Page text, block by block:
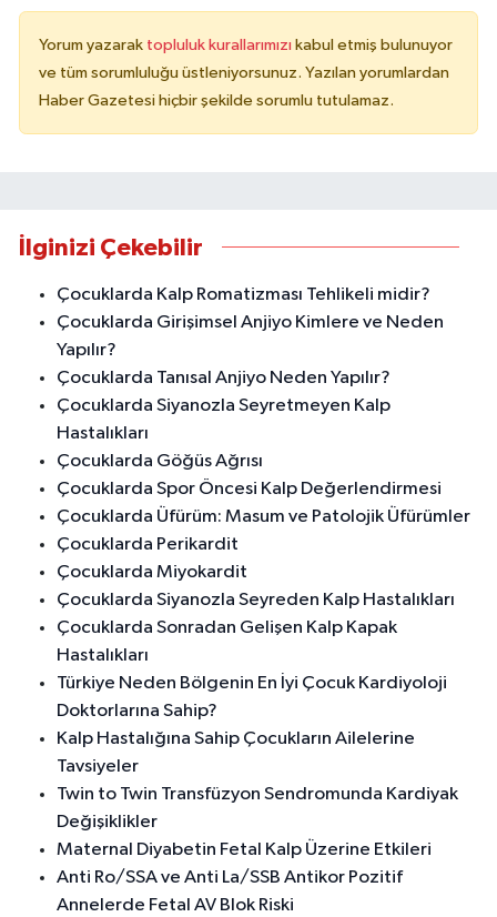
Yorum yazarak topluluk kurallarımızı kabul etmiş bulunuyor
ve tüm sorumluluğu üstleniyorsunuz. Yazılan yorumlardan
Haber Gazetesi hiçbir şekilde sorumlu tutulamaz.
İlginizi Çekebilir
Çocuklarda Kalp Romatizması Tehlikeli midir?
Çocuklarda Girişimsel Anjiyo Kimlere ve Neden
Yapılır?
Çocuklarda Tanısal Anjiyo Neden Yapılır?
Çocuklarda Siyanozla Seyretmeyen Kalp
Hastalıkları
Çocuklarda Göğüs Ağrısı
Çocuklarda Spor Öncesi Kalp Değerlendirmesi
Çocuklarda Üfürüm: Masum ve Patolojik Üfürümler
Çocuklarda Perikardit
Çocuklarda Miyokardit
Çocuklarda Siyanozla Seyreden Kalp Hastalıkları
Çocuklarda Sonradan Gelişen Kalp Kapak
Hastalıkları
Türkiye Neden Bölgenin En İyi Çocuk Kardiyoloji
Doktorlarına Sahip?
Kalp Hastalığına Sahip Çocukların Ailelerine
Tavsiyeler
Twin to Twin Transfüzyon Sendromunda Kardiyak
Değişiklikler
Maternal Diyabetin Fetal Kalp Üzerine Etkileri
Anti Ro/SSA ve Anti La/SSB Antikor Pozitif
Annelerde Fetal AV Blok Riski